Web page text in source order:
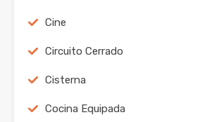
Cine
Circuito Cerrado
Cisterna
Cocina Equipada